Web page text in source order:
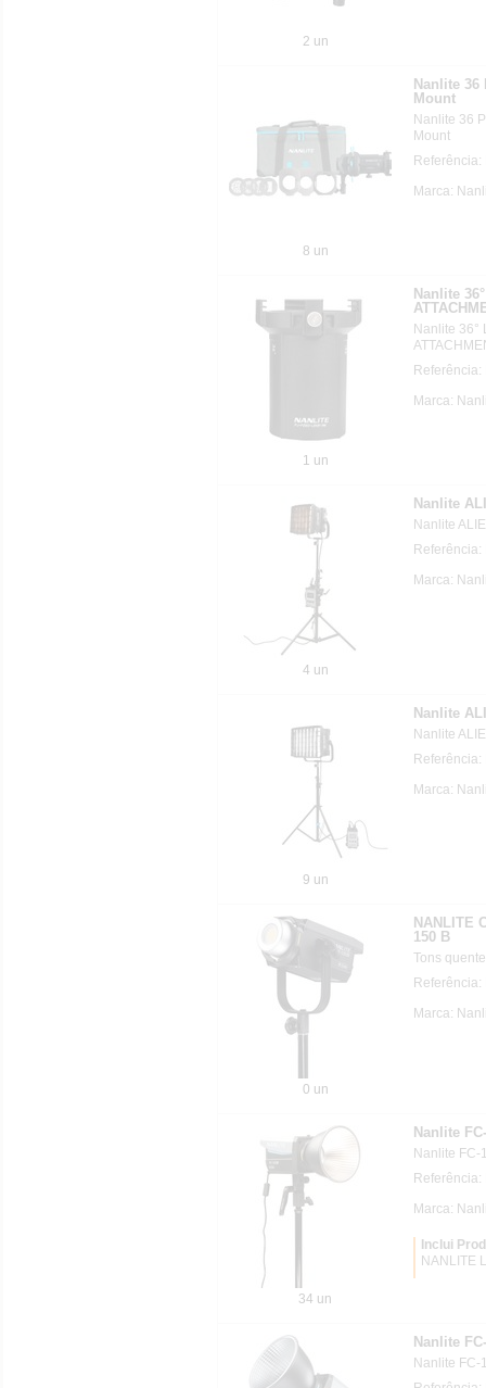
2 un
8 un
Nanlite
Mount
Nanlite 36
Mount
Referência:
Marca:
1 un
Nanlite
Nanlite 36°
Marca:
4 un
Nanlite
Nanlite
Marca:
9 un
Nanlite
Nanlite
Marca:
0 un
NANLITE
150 B
Tons
Referência:
Marca:
34 un
Nanlite
Nanlite FC-
Marca:
Inclui
NANLITE
Nanlite
Nanlite FC-